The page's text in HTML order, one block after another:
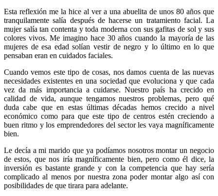
Esta reflexión me la hice al ver a una abuelita de unos 80 años que
tranquilamente salía después de hacerse un tratamiento facial. La
mujer salía tan contenta y toda moderna con sus gafitas de sol y sus
colores vivos. Me imagino hace 30 años cuando la mayoría de las
mujeres de esa edad solían vestir de negro y lo último en lo que
pensaban eran en cuidados faciales.
Cuando vemos este tipo de cosas, nos damos cuenta de las nuevas
necesidades existentes en una sociedad que evoluciona y que cada
vez da más importancia a cuidarse. Nuestro país ha crecido en
calidad de vida, aunque tengamos nuestros problemas, pero qué
duda cabe que en estas últimas décadas hemos crecido a nivel
económico como para que este tipo de centros estén creciendo a
buen ritmo y los emprendedores del sector les vaya magníficamente
bien.
Le decía a mi marido que ya podíamos nosotros montar un negocio
de estos, que nos iría magníficamente bien, pero como él dice, la
inversión es bastante grande y con la competencia que hay sería
complicado al menos por nuestra zona poder montar algo así con
posibilidades de que tirara para adelante.